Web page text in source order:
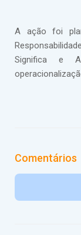
A ação foi
Significa e
Comentários